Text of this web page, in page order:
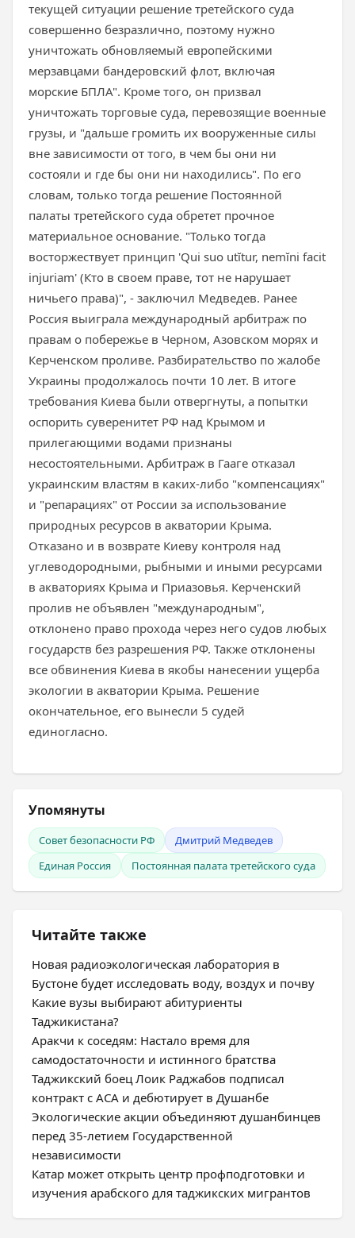
текущей ситуации решение третейского суда
совершенно безразлично, поэтому нужно
уничтожать обновляемый европейскими
мерзавцами бандеровский флот, включая
морские БПЛА". Кроме того, он призвал
уничтожать торговые суда, перевозящие военные
грузы, и "дальше громить их вооруженные силы
вне зависимости от того, в чем бы они ни
состояли и где бы они ни находились". По его
словам, только тогда решение Постоянной
палаты третейского суда обретет прочное
материальное основание. "Только тогда
восторжествует принцип 'Qui suo utĭtur, nemĭni facit
injuriam' (Кто в своем праве, тот не нарушает
ничьего права)", - заключил Медведев. Ранее
Россия выиграла международный арбитраж по
правам о побережье в Черном, Азовском морях и
Керченском проливе. Разбирательство по жалобе
Украины продолжалось почти 10 лет. В итоге
требования Киева были отвергнуты, а попытки
оспорить суверенитет РФ над Крымом и
прилегающими водами признаны
несостоятельными. Арбитраж в Гааге отказал
украинским властям в каких-либо "компенсациях"
и "репарациях" от России за использование
природных ресурсов в акватории Крыма.
Отказано и в возврате Киеву контроля над
углеводородными, рыбными и иными ресурсами
в акваториях Крыма и Приазовья. Керченский
пролив не объявлен "международным",
отклонено право прохода через него судов любых
государств без разрешения РФ. Также отклонены
все обвинения Киева в якобы нанесении ущерба
экологии в акватории Крыма. Решение
окончательное, его вынесли 5 судей
единогласно.
Упомянуты
Совет безопасности РФ
Дмитрий Медведев
Единая Россия
Постоянная палата третейского суда
Читайте также
Новая радиоэкологическая лаборатория в
Бустоне будет исследовать воду, воздух и почву
Какие вузы выбирают абитуриенты
Таджикистана?
Аракчи к соседям: Настало время для
самодостаточности и истинного братства
Таджикский боец Лоик Раджабов подписал
контракт с ACA и дебютирует в Душанбе
Экологические акции объединяют душанбинцев
перед 35-летием Государственной
независимости
Катар может открыть центр профподготовки и
изучения арабского для таджикских мигрантов